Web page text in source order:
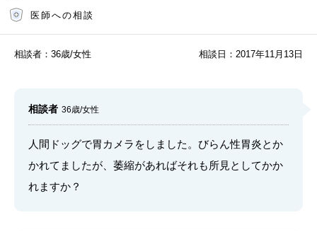
医師への相談
相談者： 36歳/女性 相談日： 2017年11月13日
相談者 36歳/女性
人間ドッグで胃カメラをしました。びらん性胃炎とか
かれてましたが、萎縮があればそれも所見としてかか
れますか？